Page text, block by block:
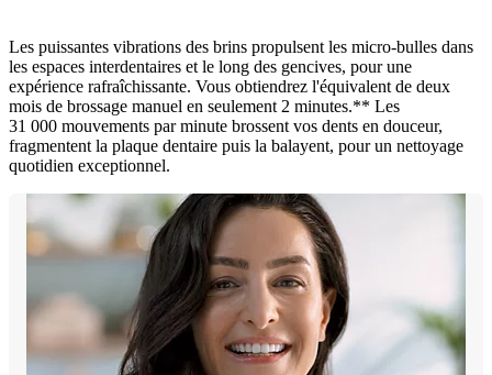
Les puissantes vibrations des brins propulsent les micro-bulles dans
les espaces interdentaires et le long des gencives, pour une
expérience rafraîchissante. Vous obtiendrez l'équivalent de deux
mois de brossage manuel en seulement 2 minutes.** Les
31 000 mouvements par minute brossent vos dents en douceur,
fragmentent la plaque dentaire puis la balayent, pour un nettoyage
quotidien exceptionnel.